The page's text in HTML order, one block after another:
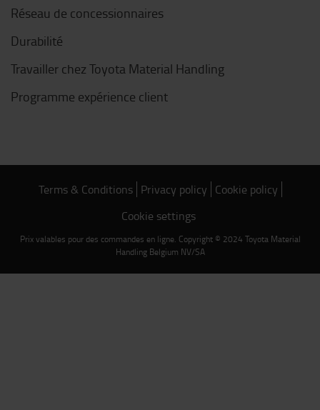
Réseau de concessionnaires
Durabilité
Travailler chez Toyota Material Handling
Programme expérience client
Terms & Conditions Privacy policy Cookie policy
Cookie settings
Prix valables pour des commandes en ligne. Copyright © 2024 Toyota Material
Handling Belgium NV/SA